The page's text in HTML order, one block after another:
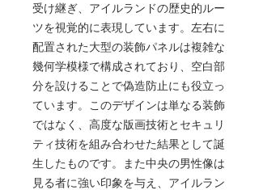
受け継ぎ、アイルランドの歴史的ルー
ツを視覚的に表現しています。左右に
配置された大型の装飾パネルは複雑な
幾何学模様で構成されており、空白部
分を設けることで偽造防止にも役立っ
ています。このデザインは単なる装飾
ではなく、高度な版画技術とセキュリ
ティ技術を組み合わせた結果として誕
生したものです。また中央の男性像は
見る者に強い印象を与え、アイルラン